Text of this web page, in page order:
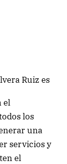
Ruiz es
el
los
una
servicios y
el